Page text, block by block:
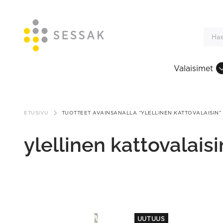
sisältöön
Valaisimet
ETUSIVU TUOTTEET AVAINSANALLA “YLELLINEN KATTOVALAISIN”
ylellinen
UUTUUS
This